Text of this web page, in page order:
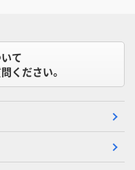
て
ください。